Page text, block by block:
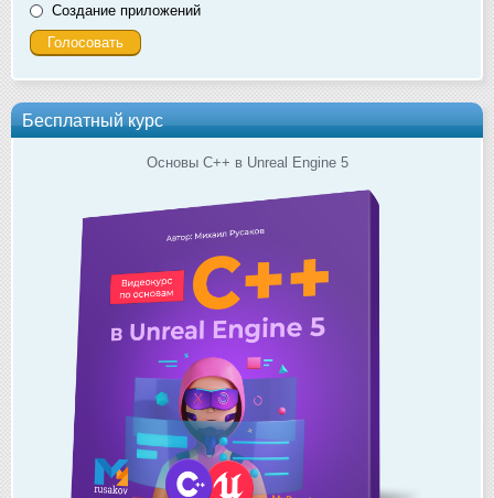
Создание приложений
Бесплатный курс
Основы C++ в Unreal Engine 5